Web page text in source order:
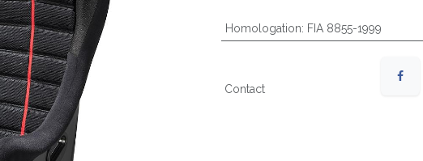
Homologation: FIA 8855-1999
Contact